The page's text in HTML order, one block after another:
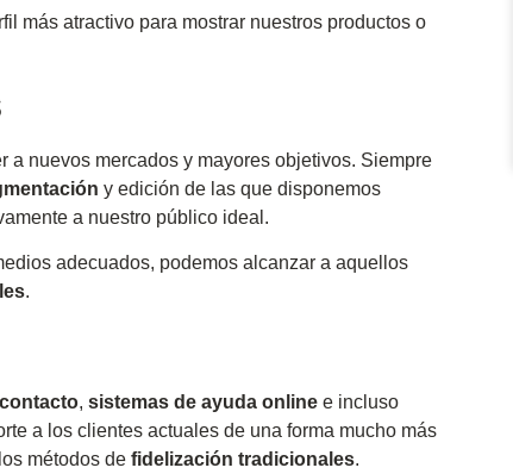
más atractivo para mostrar nuestros productos o
a nuevos mercados y mayores objetivos. Siempre
y edición de las que disponemos
a nuestro público ideal.
adecuados, podemos alcanzar a aquellos
.
, sistemas de ayuda online e incluso
a los clientes actuales de una forma mucho más
métodos de fidelización tradicionales.